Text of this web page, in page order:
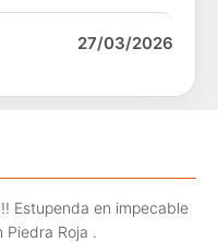
27/03/2026
Estupenda en impecable
Roja .